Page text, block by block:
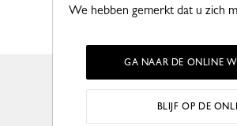
DIT VIND JE
We hebben gemerkt dat u zich
GA NAAR DE ONLINE
BLIJF OP DE